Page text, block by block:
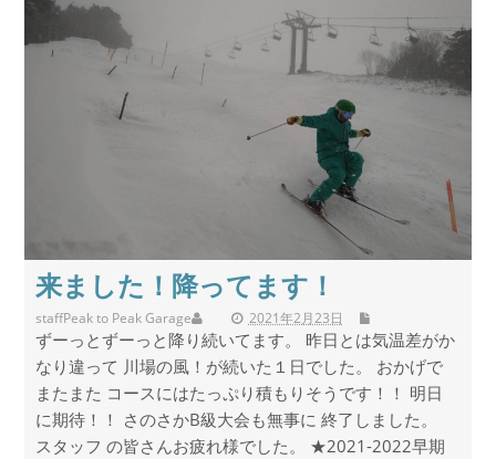
来ました！降ってます！
staff 2021年2月23日
Peak to Peak Garage
ずーっとずーっと降り続いてます。 昨日とは気温差がか
なり違って 川場の風！が続いた１日でした。 おかげで
またまた コースにはたっぷり積もりそうです！！ 明日
に期待！！ さのさかB級大会も無事に 終了しました。
スタッフ の皆さんお疲れ様でした。 ★2021-2022早期